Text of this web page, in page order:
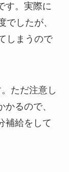
す。実際に
したが、
しまうので
ただ注意し
るので、
補給をして